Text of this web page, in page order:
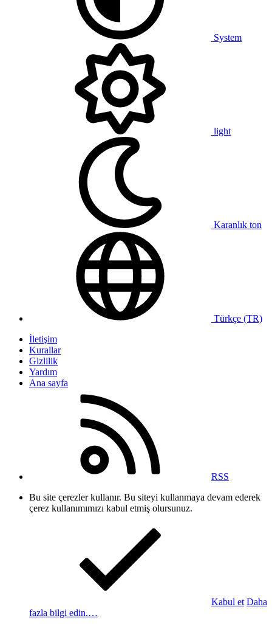
System
light
Karanlık ton
Türkçe (TR)
İletişim
Kurallar
Gizlilik
Yardım
Ana sayfa
RSS
Bu site çerezler kullanır. Bu siteyi kullanmaya devam ederek
çerez kullanımımızı kabul etmiş olursunuz.
Kabul et Daha
fazla bilgi edin.…